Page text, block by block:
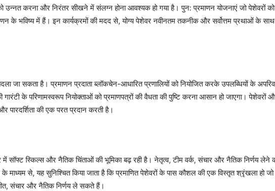
को उन्नत करना और निरंतर सीखने में संलग्न होना आवश्यक हो गया है। पुन: प्रमाणन योजनाएं जो पेशेवरों
के भविष्य में हैं। इन कार्यक्रमों की मदद से, योग्य पेशेवर नवीनतम तकनीक और सर्वोत्तम प्रथाओं के
जा सकता है। प्रमाणन प्रदाता ब्लॉकचेन-आधारित प्रणालियों को नियोजित करके उपलब्धियों के
गारंटी के परिणामस्वरूप नियोक्ताओं को प्रमाणपत्रों की वैधता की पुष्टि करना आसान हो जाएगा। पेशेवरों
पारदर्शिता की एक परत प्रदान करती है।
में सॉफ्ट स्किल्स और नैतिक चिंताओं की भूमिका बढ़ रही है। नेतृत्व, टीम वर्क, संचार और नैतिक निर्णय
माध्यम से, यह सुनिश्चित किया जाता है कि प्रमाणित पेशेवरों के पास कौशल की एक विस्तृत श्रृंखला हो जो
संचार और नैतिक निर्णय ले सकते हैं।